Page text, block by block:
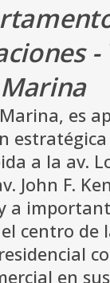
-
Marina
es
estratégica
a la av.
John F.
a
centro de
en sus